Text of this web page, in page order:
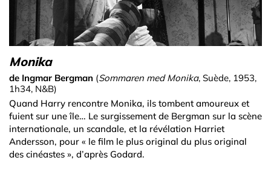
Monika
de Ingmar Bergman (Sommaren med Monika, Suède, 1953,
1h34, N&B)
Quand Harry rencontre Monika, ils tombent amoureux et
fuient sur une île… Le surgissement de Bergman sur la scène
internationale, un scandale, et la révélation Harriet
Andersson, pour « le film le plus original du plus original
des cinéastes », d’après Godard.